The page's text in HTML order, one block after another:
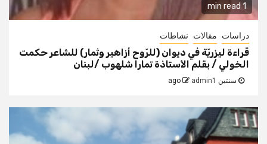
1 min read
دراسات مقالات نشاطات
قراءة ليزريّة في ديوان (للرّوح أزاهير وثمار) للشاعر حكمت
الخولي / بقلم الأستاذة تمارا شلهوب /لبنان
سنتين ago admin1